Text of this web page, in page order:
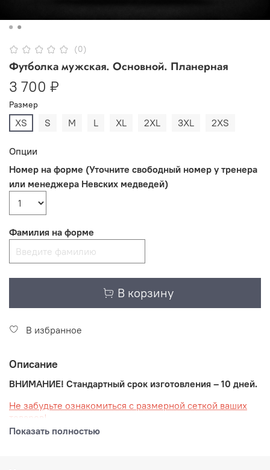
(0)
Футболка мужская. Основной. Планерная
3 700 ₽
Размер
XS S M L XL 2XL 3XL 2XS
Опции
Номер на форме (Уточните свободный номер у тренера
или менеджера Невских медведей)
Фамилия на форме
В корзину
В избранное
Описание
ВНИМАНИЕ! Стандартный срок изготовления – 10 дней.
Не забудьте ознакомиться с размерной сеткой ваших
товаров!
Показать полностью